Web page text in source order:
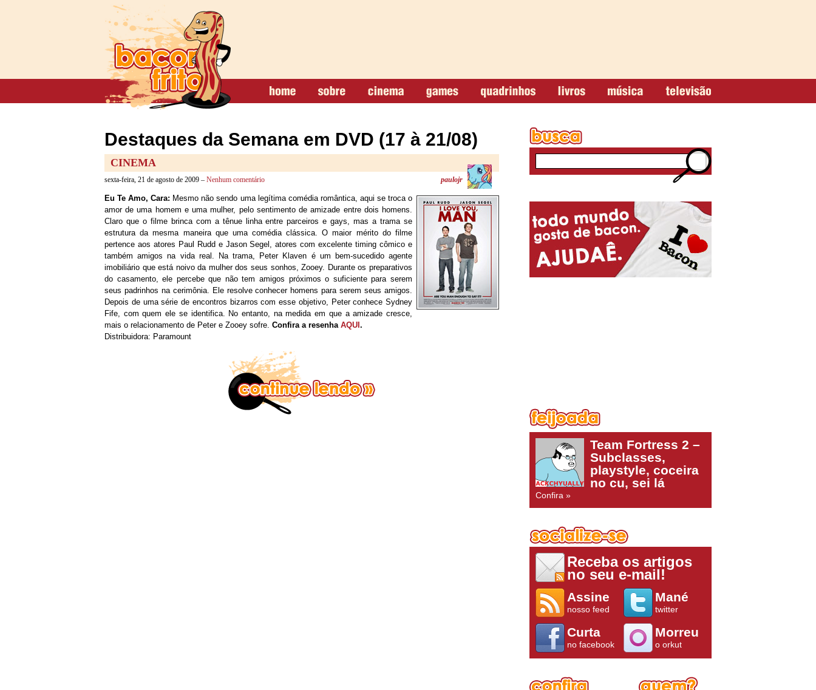
Destaques da Semana em DVD (17 à 21/08)
CINEMA
sexta-feira, 21 de agosto de 2009 – Nenhum comentário paulojr
Eu Te Amo, Cara: Mesmo não sendo uma legítima comédia romântica, aqui se troca o
amor de uma homem e uma mulher, pelo sentimento de amizade entre dois homens.
Claro que o filme brinca com a tênue linha entre parceiros e gays, mas a trama se
estrutura da mesma maneira que uma comédia clássica. O maior mérito do filme
pertence aos atores Paul Rudd e Jason Segel, atores com excelente timing cômico e
também amigos na vida real. Na trama, Peter Klaven é um bem-sucedido agente
imobiliário que está noivo da mulher dos seus sonhos, Zooey. Durante os preparativos
do casamento, ele percebe que não tem amigos próximos o suficiente para serem
seus padrinhos na cerimônia. Ele resolve conhecer homens para serem seus amigos.
Depois de uma série de encontros bizarros com esse objetivo, Peter conhece Sydney
Fife, com quem ele se identifica. No entanto, na medida em que a amizade cresce,
mais o relacionamento de Peter e Zooey sofre. Confira a resenha AQUI .
Distribuidora: Paramount
Team Fortress 2 –
Subclasses,
playstyle, coceira
no cu, sei lá
Confira »
Receba os artigos
no seu e-mail!
Assine
nosso feed
Mané
twitter
Curta
no facebook
Morreu
o orkut